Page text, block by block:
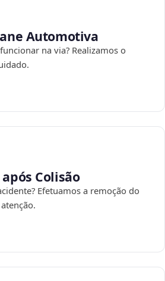
Automotiva
na via? Realizamos o
Colisão
Efetuamos a remoção do